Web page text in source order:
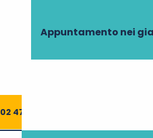
Appuntamento nei
02 47 42 24